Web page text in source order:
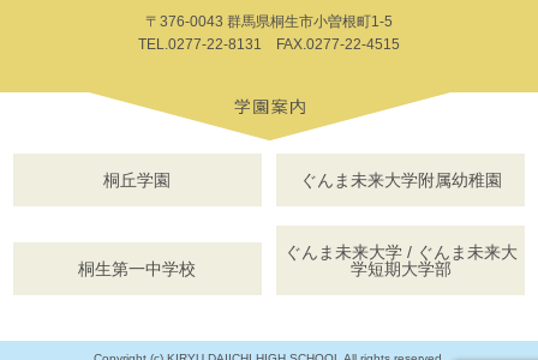
〒376-0043 群馬県桐生市小曽根町1-5
TEL.0277-22-8131 FAX.0277-22-4515
桐丘学園 ぐんま未来大学附属幼稚園
桐生第一中学校
ぐんま未来大学 / ぐんま未来大
学短期大学部